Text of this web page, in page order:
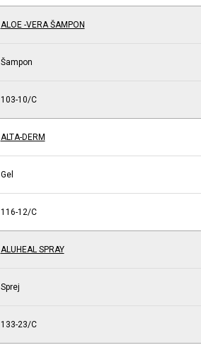
ALOE -VERA ŠAMPON
Šampon
103-10/C
ALTA-DERM
Gel
116-12/C
ALUHEAL SPRAY
Sprej
133-23/C